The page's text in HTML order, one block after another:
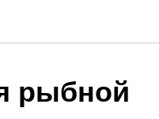
рыбной